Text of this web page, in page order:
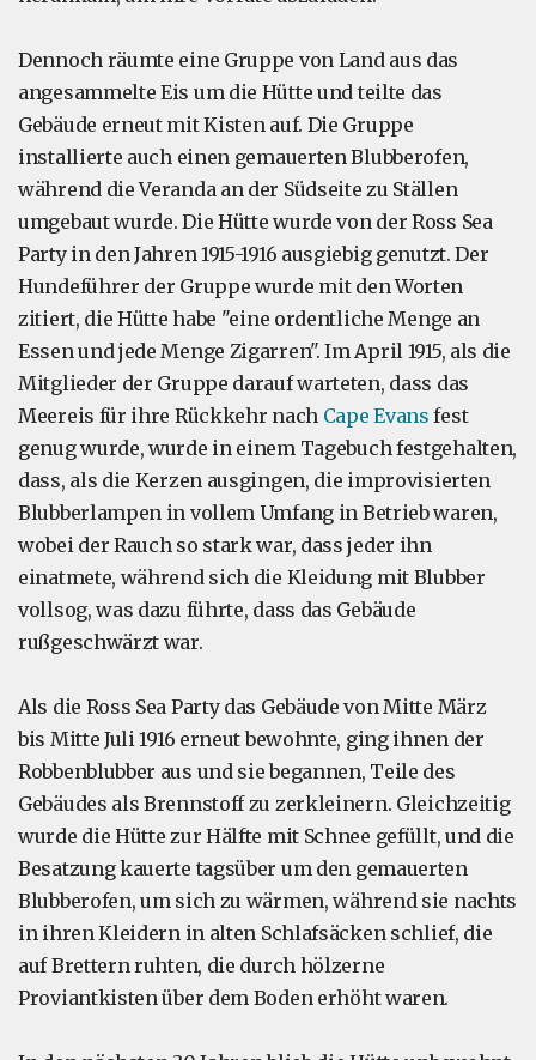
Dennoch räumte eine Gruppe von Land aus das
angesammelte Eis um die Hütte und teilte das
Gebäude erneut mit Kisten auf. Die Gruppe
installierte auch einen gemauerten Blubberofen,
während die Veranda an der Südseite zu Ställen
umgebaut wurde. Die Hütte wurde von der Ross Sea
Party in den Jahren 1915-1916 ausgiebig genutzt. Der
Hundeführer der Gruppe wurde mit den Worten
zitiert, die Hütte habe "eine ordentliche Menge an
Essen und jede Menge Zigarren". Im April 1915, als die
Mitglieder der Gruppe darauf warteten, dass das
Meereis für ihre Rückkehr nach Cape Evans fest
genug wurde, wurde in einem Tagebuch festgehalten,
dass, als die Kerzen ausgingen, die improvisierten
Blubberlampen in vollem Umfang in Betrieb waren,
wobei der Rauch so stark war, dass jeder ihn
einatmete, während sich die Kleidung mit Blubber
vollsog, was dazu führte, dass das Gebäude
rußgeschwärzt war.
Als die Ross Sea Party das Gebäude von Mitte März
bis Mitte Juli 1916 erneut bewohnte, ging ihnen der
Robbenblubber aus und sie begannen, Teile des
Gebäudes als Brennstoff zu zerkleinern. Gleichzeitig
wurde die Hütte zur Hälfte mit Schnee gefüllt, und die
Besatzung kauerte tagsüber um den gemauerten
Blubberofen, um sich zu wärmen, während sie nachts
in ihren Kleidern in alten Schlafsäcken schlief, die
auf Brettern ruhten, die durch hölzerne
Proviantkisten über dem Boden erhöht waren.